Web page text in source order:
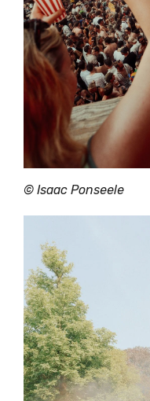
© Isaac Ponseele